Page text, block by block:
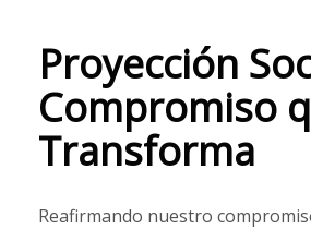
Proyección
Compromiso
Transforma
Reafirmando nuestro